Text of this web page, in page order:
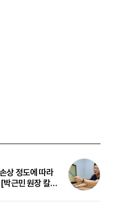
상 정도에 따라
박근민 원장 칼